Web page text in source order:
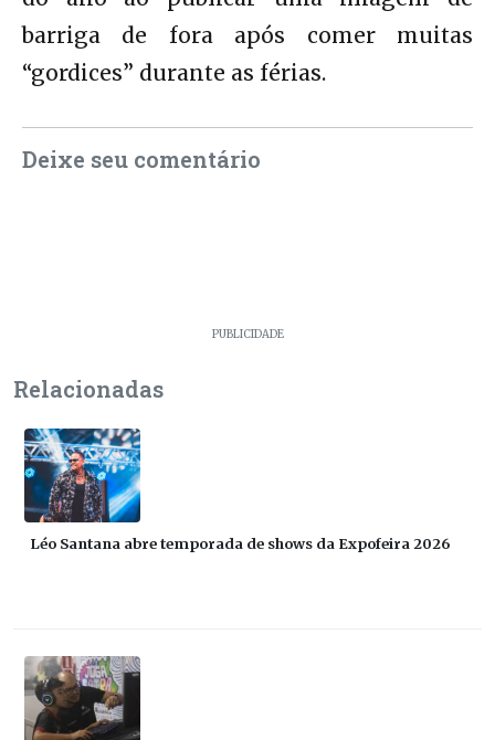
barriga de fora após comer muitas
“gordices” durante as férias.
Deixe seu comentário
PUBLICIDADE
Relacionadas
Léo Santana abre temporada de shows da Expofeira 2026